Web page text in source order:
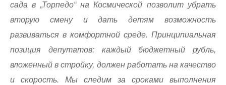
сада в „Торпедо“ на Космической позволит убрать
вторую смену и дать детям возможность
развиваться в комфортной среде. Принципиальная
позиция депутатов: каждый бюджетный рубль,
вложенный в стройку, должен работать на качество
и скорость. Мы следим за сроками выполнения